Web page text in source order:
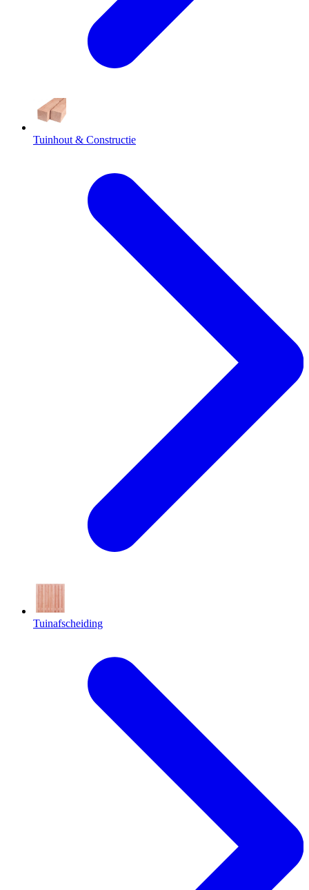
Tuinhout & Constructie
Tuinafscheiding